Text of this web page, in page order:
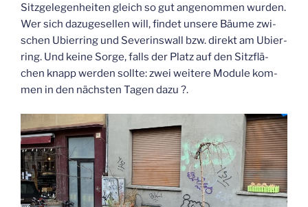
Sitz­ge­le­gen­hei­ten gleich so gut ange­nom­men wur­den.
Wer sich dazu­ge­sel­len will, fin­det unse­re Bäu­me zwi­
schen Ubier­ring und Seve­rins­wall bzw. direkt am Ubier­
ring. Und kei­ne Sor­ge, falls der Platz auf den Sitz­flä­
chen knapp wer­den soll­te: zwei wei­te­re Modu­le kom­
men in den nächs­ten Tagen dazu ?.